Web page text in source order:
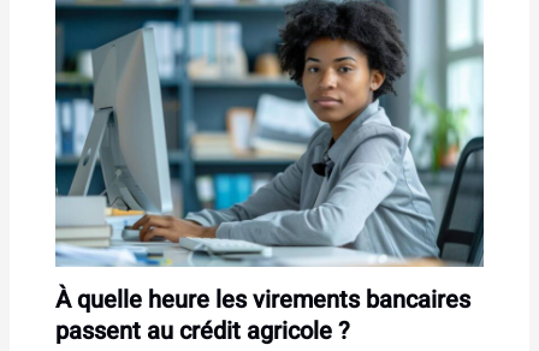
À quelle heure les virements bancaires
passent au crédit agricole ?